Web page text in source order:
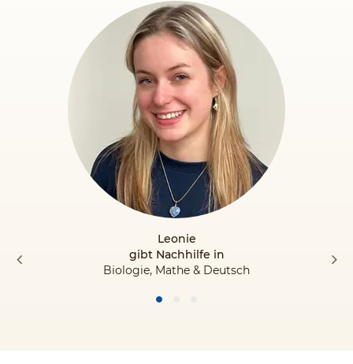
Leonie
gibt Nachhilfe in
Biologie, Mathe & Deutsch